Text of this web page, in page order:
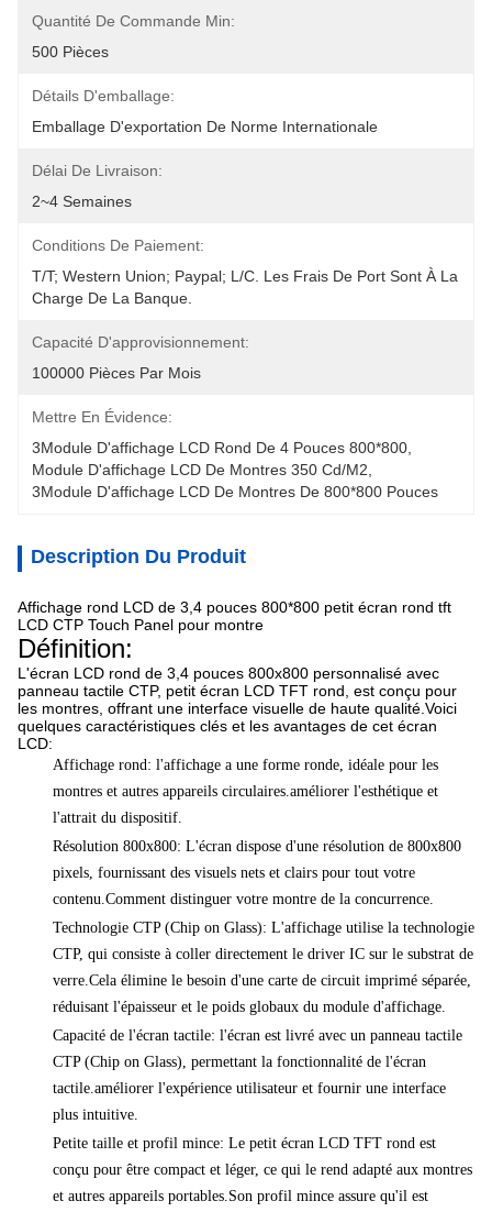
Quantité De Commande Min:
500 Pièces
Détails D'emballage:
Emballage D'exportation De Norme Internationale
Délai De Livraison:
2~4 Semaines
Conditions De Paiement:
T/T; Western Union; Paypal; L/C. Les Frais De Port Sont À La
Charge De La Banque.
Capacité D'approvisionnement:
100000 Pièces Par Mois
Mettre En Évidence:
3Module D'affichage LCD Rond De 4 Pouces 800*800
Module D'affichage LCD De Montres 350 Cd/m2
3Module D'affichage LCD De Montres De 800*800 Pouces
Description Du Produit
Affichage rond LCD de 3,4 pouces 800*800 petit écran rond tft
LCD CTP Touch Panel pour montre
Définition:
L'écran LCD rond de 3,4 pouces 800x800 personnalisé avec
panneau tactile CTP, petit écran LCD TFT rond, est conçu pour
les montres, offrant une interface visuelle de haute qualité.Voici
quelques caractéristiques clés et les avantages de cet écran
LCD:
Affichage rond: l'affichage a une forme ronde, idéale pour les
montres et autres appareils circulaires.améliorer l'esthétique et
l'attrait du dispositif.
Résolution 800x800: L'écran dispose d'une résolution de 800x800
pixels, fournissant des visuels nets et clairs pour tout votre
contenu.Comment distinguer votre montre de la concurrence.
Technologie CTP (Chip on Glass): L'affichage utilise la technologie
CTP, qui consiste à coller directement le driver IC sur le substrat de
verre.Cela élimine le besoin d'une carte de circuit imprimé séparée,
réduisant l'épaisseur et le poids globaux du module d'affichage.
Capacité de l'écran tactile: l'écran est livré avec un panneau tactile
CTP (Chip on Glass), permettant la fonctionnalité de l'écran
tactile.améliorer l'expérience utilisateur et fournir une interface
plus intuitive.
Petite taille et profil mince: Le petit écran LCD TFT rond est
conçu pour être compact et léger, ce qui le rend adapté aux montres
et autres appareils portables.Son profil mince assure qu'il est